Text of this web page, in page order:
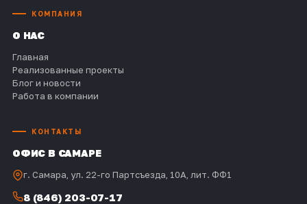
КОМПАНИЯ
О НАС
Главная
Реализованные проекты
Блог и новости
Работа в компании
КОНТАКТЫ
ОФИС В САМАРЕ
г. Самара, ул. 22-го Партсъезда, 10А, лит. ФФ1
8 (846) 203-07-17